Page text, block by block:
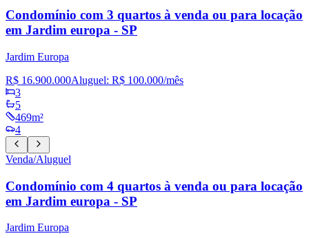
Condomínio com 3 quartos à venda ou para locação
em Jardim europa - SP
Jardim Europa
R$ 16.900.000Aluguel: R$ 100.000/mês
3
5
469m²
4
Venda/Aluguel
Condomínio com 4 quartos à venda ou para locação
em Jardim europa - SP
Jardim Europa